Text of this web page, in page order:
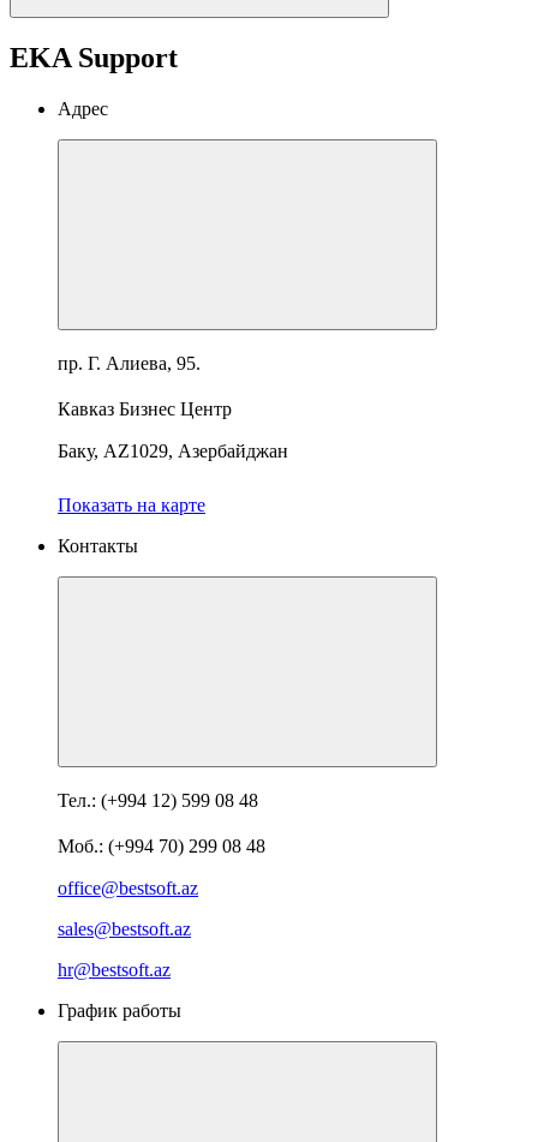
EKA Support
Адрес
пр. Г. Алиева, 95.
Кавказ Бизнес Центр
Баку, AZ1029, Азербайджан
Показать на карте
Контакты
Тел.: (+994 12) 599 08 48
Моб.: (+994 70) 299 08 48
office@bestsoft.az
sales@bestsoft.az
hr@bestsoft.az
График работы